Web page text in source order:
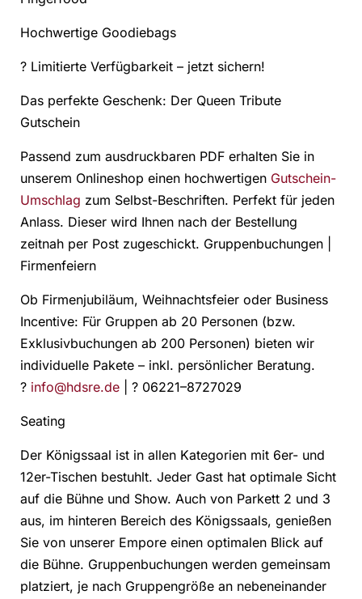
Hochwertige Goodiebags
? Limitierte Verfügbarkeit – jetzt sichern!
Das perfekte Geschenk: Der Queen Tribute
Gutschein
Passend zum ausdruckbaren PDF erhalten Sie in
unserem Onlineshop einen hochwertigen Gutschein-
Umschlag zum Selbst-Beschriften. Perfekt für jeden
Anlass. Dieser wird Ihnen nach der Bestellung
zeitnah per Post zugeschickt. Gruppenbuchungen |
Firmenfeiern
Ob Firmenjubiläum, Weihnachtsfeier oder Business
Incentive: Für Gruppen ab 20 Personen (bzw.
Exklusivbuchungen ab 200 Personen) bieten wir
individuelle Pakete – inkl. persönlicher Beratung.
? info@hdsre.de | ? 06221–8727029
Seating
Der Königssaal ist in allen Kategorien mit 6er- und
12er-Tischen bestuhlt. Jeder Gast hat optimale Sicht
auf die Bühne und Show. Auch von Parkett 2 und 3
aus, im hinteren Bereich des Königssaals, genießen
Sie von unserer Empore einen optimalen Blick auf
die Bühne. Gruppenbuchungen werden gemeinsam
platziert, je nach Gruppengröße an nebeneinander